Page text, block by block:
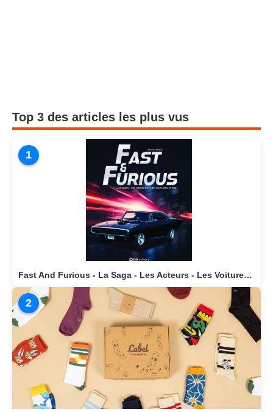
Top 3 des articles les plus vus
1
Fast And Furious - La Saga - Les Acteurs - Les Voitures Stars actuellement disponible en librairie
2